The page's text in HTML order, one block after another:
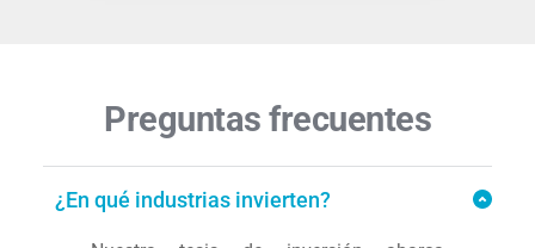
Preguntas frecuentes
¿En qué industrias invierten?